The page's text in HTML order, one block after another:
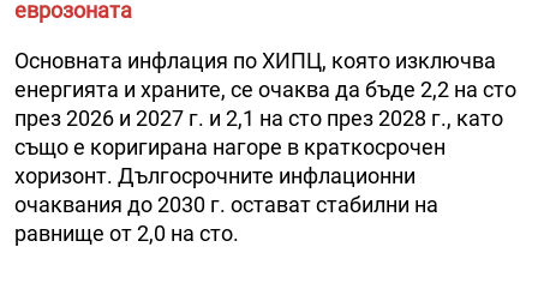
еврозоната
Основната инфлация по ХИПЦ, която изключва
енергията и храните, се очаква да бъде 2,2 на сто
през 2026 и 2027 г. и 2,1 на сто през 2028 г., като
също е коригирана нагоре в краткосрочен
хоризонт. Дългосрочните инфлационни
очаквания до 2030 г. остават стабилни на
равнище от 2,0 на сто.